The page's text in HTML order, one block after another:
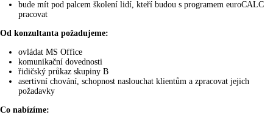
bude mít pod palcem školení lidí, kteří budou s programem euroCALC
pracovat
Od konzultanta požadujeme:
ovládat MS Office
komunikační dovednosti
řidičský průkaz skupiny B
asertivní chování, schopnost naslouchat klientům a zpracovat jejich
požadavky
Co nabízíme: